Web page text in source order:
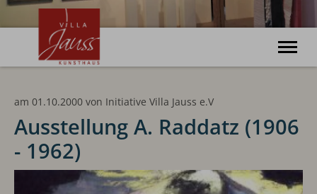
Ausstellungen
Veranstaltungen
Kunsthaus
Haus Bonatz
Archiv
am 01.10.2000 von Initiative Villa Jauss e.V
Ausstellung A. Raddatz (1906
- 1962)